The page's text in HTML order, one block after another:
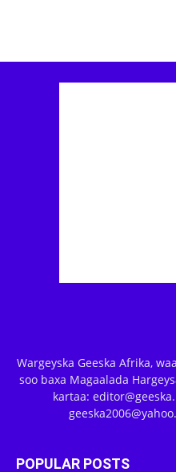
Wargeyska Geeska Afrika,
soo baxa Magaalada
kartaa:
POPULAR POSTS